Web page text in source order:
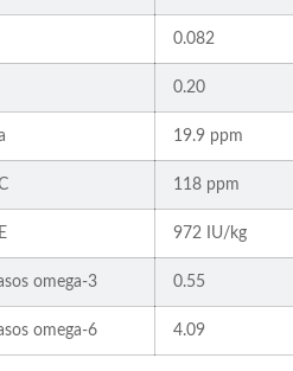
0.082
0.20
19.9 ppm
118 ppm
972 IU/kg
omega-3 0.55
omega-6 4.09